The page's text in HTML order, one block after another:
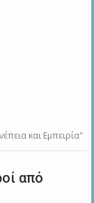
και Εμπειρία"
από